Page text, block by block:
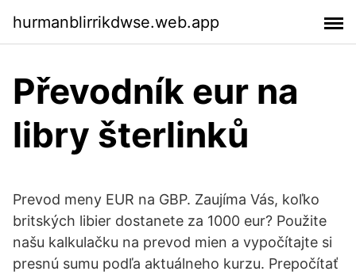
hurmanblirrikdwse.web.app
Převodník eur na
libry šterlinků
Prevod meny EUR na GBP. Zaujíma Vás, koľko
britských libier dostanete za 1000 eur? Použite
našu kalkulačku na prevod mien a vypočítajte si
presnú sumu podľa aktuálneho kurzu. Prepočítať